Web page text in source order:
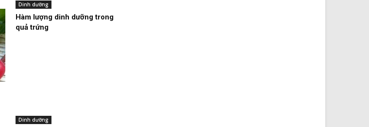
Dinh dưỡng
Hàm lượng dinh dưỡng trong
quả trứng
Dinh dưỡng